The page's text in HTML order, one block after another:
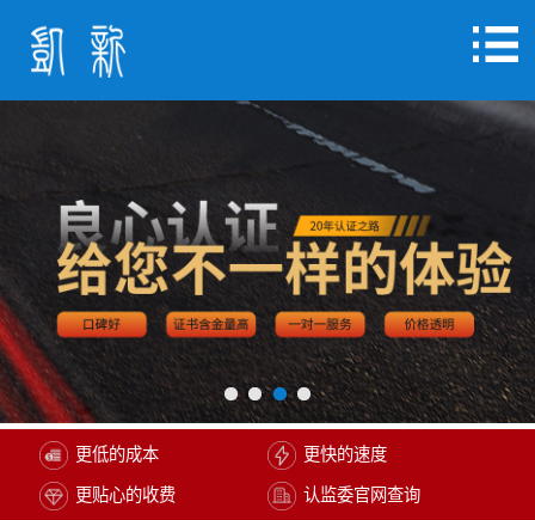
更低的成本 更快的速度
更贴心的收费 认监委官网查询